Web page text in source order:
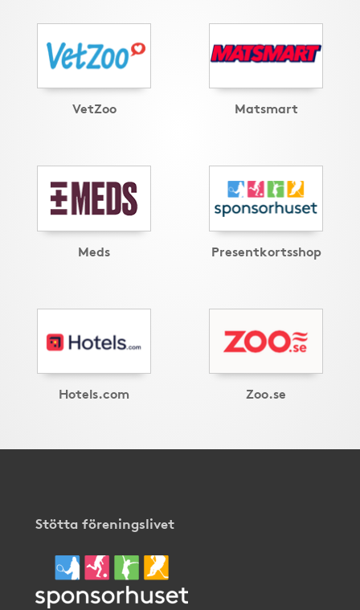
VetZoo Matsmart
Meds Presentkortsshop
Hotels.com Zoo.se
Stötta föreningslivet